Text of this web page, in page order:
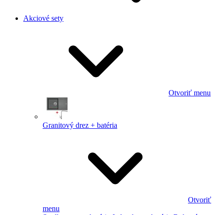
Akciové sety
Otvoriť menu
Granitový drez + batéria
Otvoriť
menu